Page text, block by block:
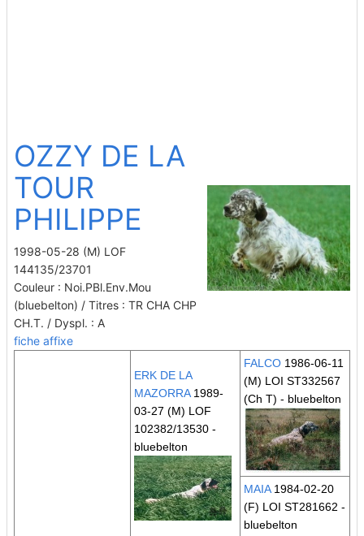
OZZY DE LA
TOUR
PHILIPPE
1998-05-28 (M) LOF
144135/23701
Couleur : Noi.PBl.Env.Mou
(bluebelton) / Titres : TR CHA CHP
CH.T. / Dyspl. : A
fiche affixe
ERK DE LA
MAZORRA1989-
03-27 (M) LOF
102382/13530 -
bluebelton
FALCO 1986-06-11
(M) LOI ST332567
(Ch T) - bluebelton
MAIA1984-02-20
(F) LOI ST281662 -
bluebelton